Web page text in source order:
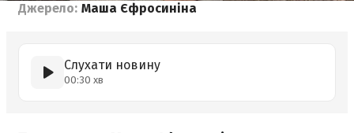
Джерело: Маша Єфросиніна
Слухати новину
00:30 хв